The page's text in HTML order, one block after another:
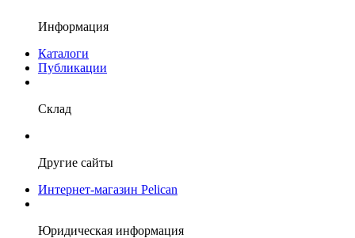
Информация
Каталоги
Публикации
Склад
Другие сайты
Интернет-магазин Pelican
Юридическая информация